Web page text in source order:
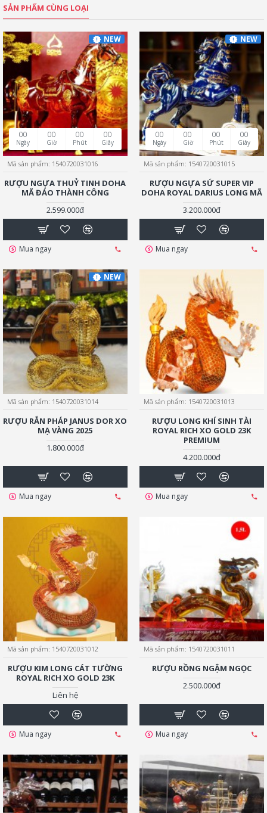
SẢN PHẨM CÙNG LOẠI
NEW
00
Ngày
00
Giờ
00
Phút
00
Giây
Mã sản phẩm: 1540720031016
RƯỢU NGỰA THUỶ TINH DOHA
MÃ ĐÁO THÀNH CÔNG
2.599.000đ
Mua ngay
NEW
00
Ngày
00
Giờ
00
Phút
00
Giây
Mã sản phẩm: 1540720031015
RƯỢU NGỰA SỨ SUPER VIP
DOHA ROYAL DARIUS LONG MÃ
3.200.000đ
Mua ngay
NEW
Mã sản phẩm: 1540720031014
RƯỢU RẮN PHÁP JANUS DOR XO
MẠ VÀNG 2025
1.800.000đ
Mua ngay
Mã sản phẩm: 1540720031013
RƯỢU LONG KHÍ SINH TÀI
ROYAL RICH XO GOLD 23K
PREMIUM
4.200.000đ
Mua ngay
Mã sản phẩm: 1540720031012
RƯỢU KIM LONG CÁT TƯỜNG
ROYAL RICH XO GOLD 23K
Liên hệ
Mua ngay
Mã sản phẩm: 1540720031011
RƯỢU RỒNG NGẬM NGỌC
2.500.000đ
Mua ngay